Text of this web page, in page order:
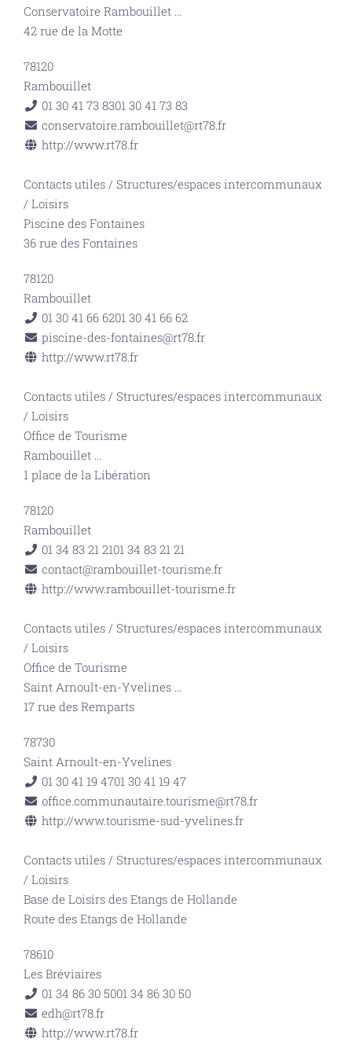
Conservatoire Rambouillet ...
42 rue de la Motte
78120
Rambouillet
01 30 41 73 8301 30 41 73 83
conservatoire.rambouillet@rt78.fr
http://www.rt78.fr
Contacts utiles / Structures/espaces intercommunaux
/ Loisirs
Piscine des Fontaines
36 rue des Fontaines
78120
Rambouillet
01 30 41 66 6201 30 41 66 62
piscine-des-fontaines@rt78.fr
http://www.rt78.fr
Contacts utiles / Structures/espaces intercommunaux
/ Loisirs
Office de Tourisme
Rambouillet ...
1 place de la Libération
78120
Rambouillet
01 34 83 21 2101 34 83 21 21
contact@rambouillet-tourisme.fr
http://www.rambouillet-tourisme.fr
Contacts utiles / Structures/espaces intercommunaux
/ Loisirs
Office de Tourisme
Saint Arnoult-en-Yvelines ...
17 rue des Remparts
78730
Saint Arnoult-en-Yvelines
01 30 41 19 4701 30 41 19 47
office.communautaire.tourisme@rt78.fr
http://www.tourisme-sud-yvelines.fr
Contacts utiles / Structures/espaces intercommunaux
/ Loisirs
Base de Loisirs des Etangs de Hollande
Route des Etangs de Hollande
78610
Les Bréviaires
01 34 86 30 5001 34 86 30 50
edh@rt78.fr
http://www.rt78.fr